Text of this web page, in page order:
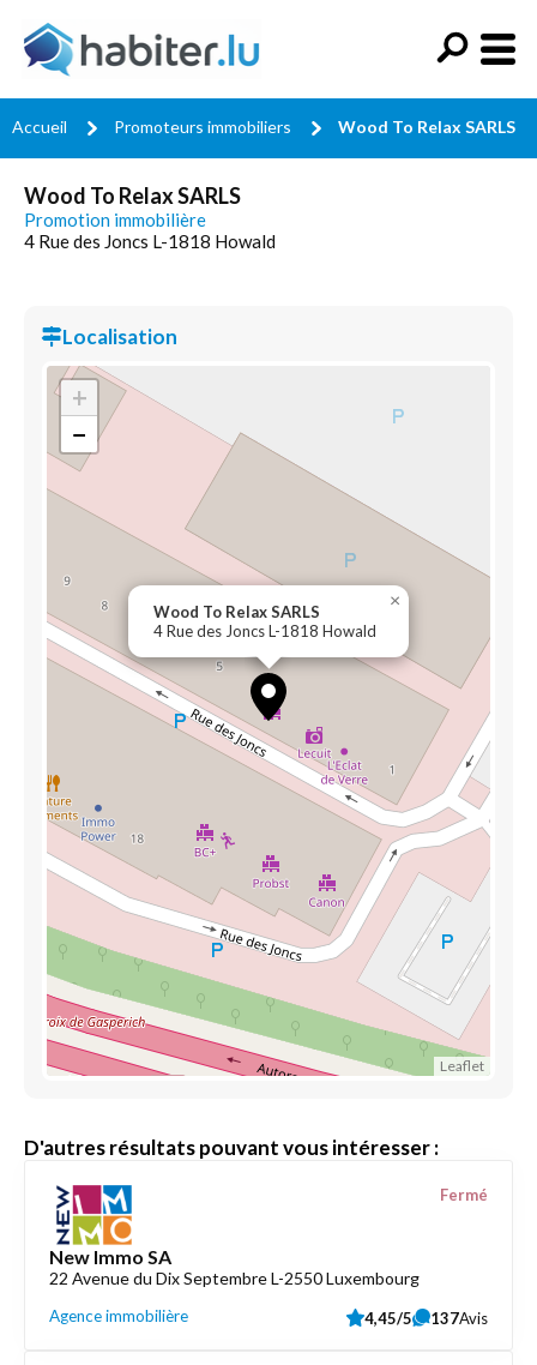
Accueil Promoteurs immobiliers Wood To Relax SARLS
Wood To Relax SARLS
Promotion immobilière
4 Rue des Joncs L-1818 Howald
Localisation
Wood To Relax SARLS
4 Rue des Joncs L-1818 Howald
×
+
−
Leaflet
D'autres résultats pouvant vous intéresser :
New Immo SA
22 Avenue du Dix Septembre L-2550 Luxembourg
Agence immobilière
Fermé
4,45/5 137Avis